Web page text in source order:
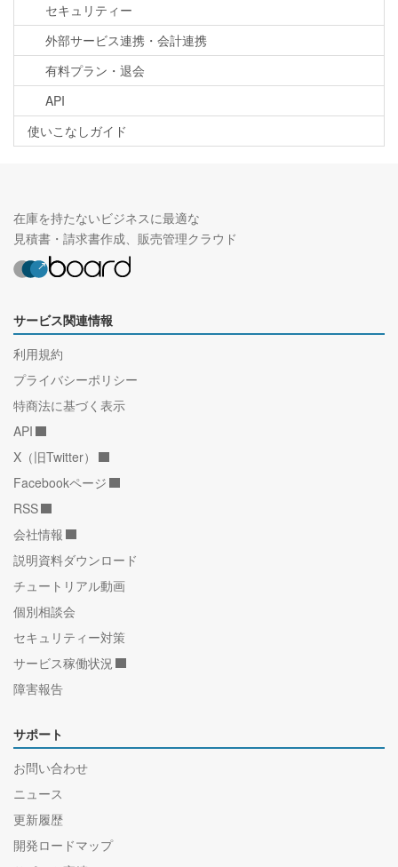
セキュリティー
外部サービス連携・会計連携
有料プラン・退会
API
使いこなしガイド
在庫を持たないビジネスに最適な
見積書・請求書作成、販売管理クラウド
サービス関連情報
利用規約
プライバシーポリシー
特商法に基づく表示
API
X（旧Twitter）
Facebookページ
RSS
会社情報
説明資料ダウンロード
チュートリアル動画
個別相談会
セキュリティー対策
サービス稼働状況
障害報告
サポート
お問い合わせ
ニュース
更新履歴
開発ロードマップ